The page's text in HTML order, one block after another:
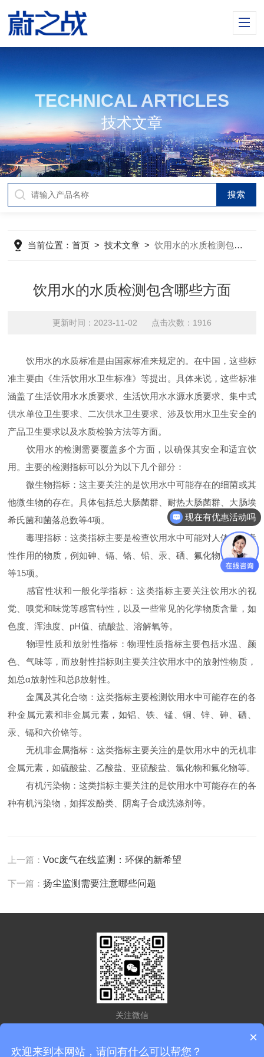
TECHNICAL ARTICLES
技术文章
当前位置：首页 >技术文章 >饮用水的水质检测包含哪些方面
饮用水的水质检测包含哪些方面
更新时间：2023-11-02 点击次数：1916
饮用水的水质标准是由国家标准来规定的。在中国，这些标
准主要由《生活饮用水卫生标准》等提出。具体来说，这些标准
涵盖了生活饮用水水质要求、生活饮用水水源水质要求、集中式
供水单位卫生要求、二次供水卫生要求、涉及饮用水卫生安全的
产品卫生要求以及水质检验方法等方面。
饮用水的检测需要覆盖多个方面，以确保其安全和适宜饮
用。主要的检测指标可以分为以下几个部分：
微生物指标：这主要关注的是饮用水中可能存在的细菌或其
他微生物的存在。具体包括总大肠菌群、耐热大肠菌群、大肠埃
希氏菌和菌落总数等4项。
毒理指标：这类指标主要是检查饮用水中可能对人体产生毒
性作用的物质，例如砷、镉、铬、铅、汞、硒、氟化物、硝酸盐
等15项。
感官性状和一般化学指标：这类指标主要关注饮用水的视
觉、嗅觉和味觉等感官特性，以及一些常见的化学物质含量，如
色度、浑浊度、pH值、硫酸盐、溶解氧等。
物理性质和放射性指标：物理性质指标主要包括水温、颜
色、气味等，而放射性指标则主要关注饮用水中的放射性物质，
如总α放射性和总β放射性。
金属及其化合物：这类指标主要检测饮用水中可能存在的各
种金属元素和非金属元素，如铝、铁、锰、铜、锌、砷、硒、
汞、镉和六价铬等。
无机非金属指标：这类指标主要关注的是饮用水中的无机非
金属元素，如硫酸盐、乙酸盐、亚硫酸盐、氯化物和氟化物等。
有机污染物：这类指标主要关注的是饮用水中可能存在的各
种有机污染物，如挥发酚类、阴离子合成洗涤剂等。
上一篇：Voc废气在线监测：环保的新希望
下一篇：扬尘监测需要注意哪些问题
关注微信
版权所有 © 2026 江苏蔚之战环能科技有限公司备案号：苏ICP备
现在有优惠活动吗
×
欢迎来到本网站，请问有什么可以帮您？